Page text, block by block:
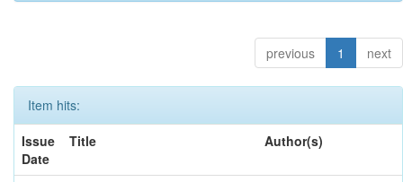
previous 1 next
Item hits:
Issue
Date
Title Author(s)